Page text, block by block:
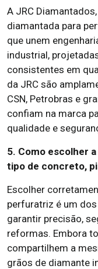
A JRC
diamantada para
que unem
industrial,
consistentes em
da JRC são
CSN, Petrobras e
confiam na marca
qualidade e
5. Como escolher
tipo de concreto,
Escolher
perfuratriz é um
garantir precisão,
reformas. Embora
compartilhem a
grãos de diamante